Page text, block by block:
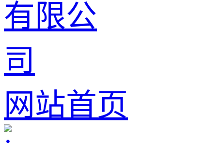
网站首页